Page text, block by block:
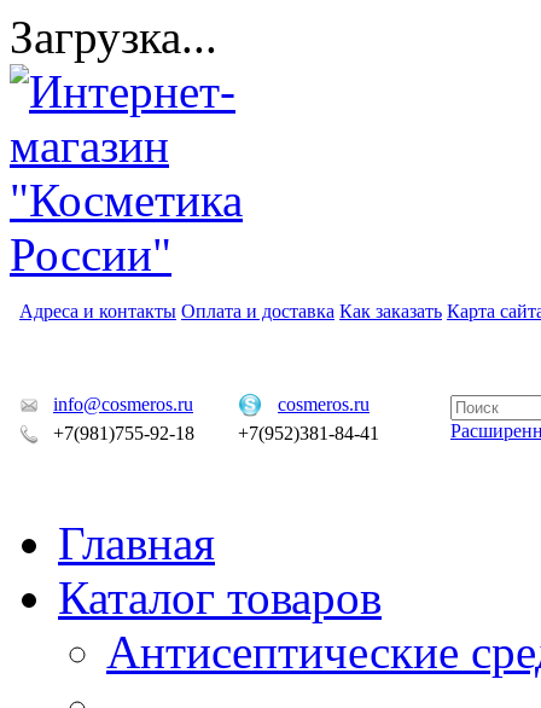
Загрузка...
Адреса и контакты Оплата и доставка Как заказать Карта
info@cosmeros.ru
cosmeros.ru
+7(981)755-92-18
+7(952)381-84-41
Главная
Каталог товаров
Антисептические